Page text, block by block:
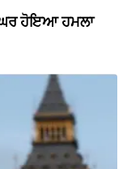
ਘਰ ਹੋਇਆ ਹਮਲਾ